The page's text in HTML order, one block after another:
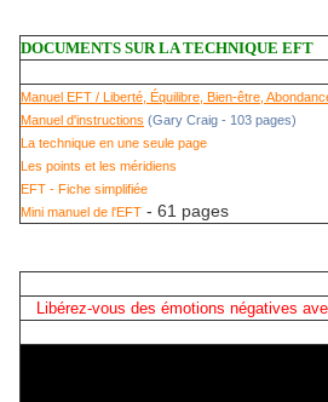
DOCUMENTS SUR LA TECHNIQUE EFT
Manuel EFT / Liberté, Équilibre, Bien-être,
Manuel d'instructions (Gary Craig - 103 pages)
La technique en une seule page
Les points et les méridiens
EFT - Fiche simplifiée
Mini manuel de l'EFT - 61 pages
Libérez-vous des émotions négatives